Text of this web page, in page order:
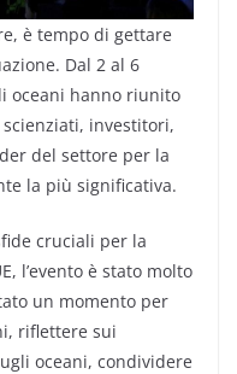
è tempo di gettare
Dal 2 al 6
oceani hanno riunito
investitori,
del settore per la
la più significativa.
cruciali per la
l’evento è stato molto
un momento per
riflettere sui
oceani, condividere